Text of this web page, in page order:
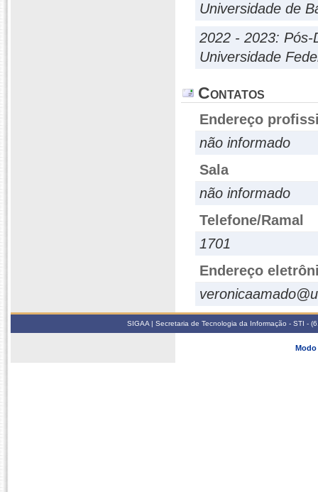
Universidade de
2022 - 2023: Pós-
Universidade
Contatos
Endereço
não informado
Sala
não informado
Telefone/Ramal
1701
Endereço
SIGAA | Secretaria de Tecnologia da Informação - STI -
Modo